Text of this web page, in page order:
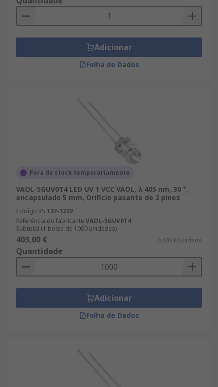
Adicionar
Folha de Dados
Fora de stock temporariamente
VAOL-5GUV0T4 LED UV 1 VCC VAOL, λ 405 nm, 30 °,
encapsulado 5 mm, Orificio pasante de 2 pines
Código RS 137-1222
Referência do fabricante VAOL-5GUV0T4
Subtotal (1 bolsa de 1000 unidades)
403,00 € 0,403 €/unidade
Quantidade
Adicionar
Folha de Dados